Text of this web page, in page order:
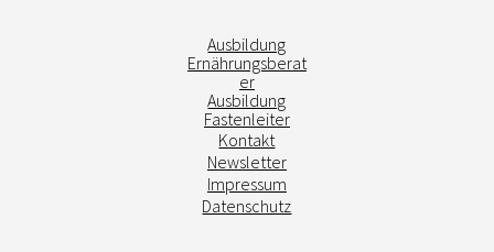
Ausbildung
Ernährungsberat
er
Ausbildung
Fastenleiter
Kontakt
Newsletter
Impressum
Datenschutz